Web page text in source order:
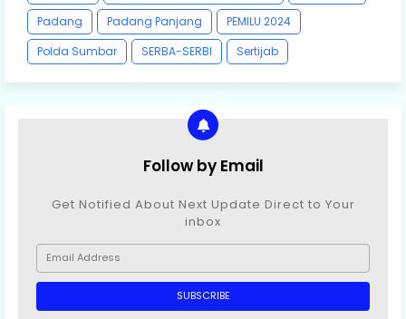
Padang
Padang Panjang
PEMILU 2024
Polda Sumbar
SERBA-SERBI Sertijab
Follow by Email
Get Notified About Next Update Direct to Your
inbox